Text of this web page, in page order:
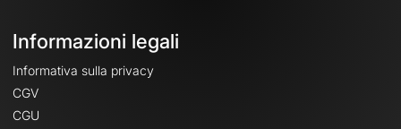
Informazioni legali
Informativa sulla privacy
CGV
CGU